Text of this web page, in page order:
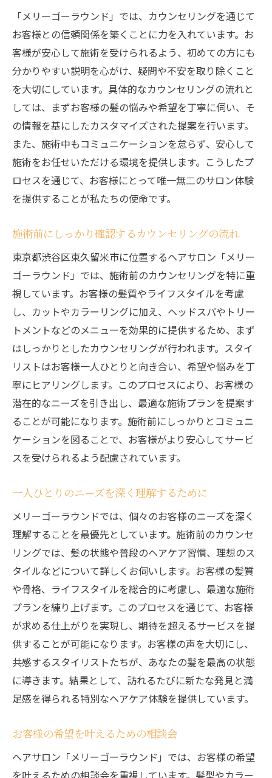
「メリーゴーラウンド」では、カウンセリングを通じて
お客様との信頼関係を築くことに力を入れています。お
客様が安心して施術を受けられるよう、初めての方にも
分かりやすい説明を心がけ、疑問や不安を取り除くこと
を大切にしています。具体的なカウンセリングの流れと
しては、まずお客様の髪の悩みや希望を丁寧に伺い、そ
の情報を基にしたカスタマイズされた提案を行います。
また、施術中もコミュニケーションを怠らず、安心して
施術をお任せいただける環境を提供します。こうしたプ
ロセスを通じて、お客様にとって唯一無二のサロン体験
を提供することが私たちの使命です。
施術前にしっかり確認するカウンセリングの流れ
東京都渋谷区東久留米市に位置するヘアサロン「メリー
ゴーラウンド」では、施術前のカウンセリングを特に重
視しています。お客様の髪質やライフスタイルを考慮
し、カットやカラーリングに加え、ヘッドスパやトリー
トメントなどのメニューを効果的に提供するため、まず
はしっかりとしたカウンセリングが行われます。スタイ
リストはお客様一人ひとりと向き合い、希望や悩みを丁
寧にヒアリングします。このプロセスにより、お客様の
潜在的なニーズを引き出し、最適な施術プランを提案す
ることが可能になります。施術前にしっかりとコミュニ
ケーションを図ることで、お客様がより安心してサービ
スを受けられるよう配慮されています。
一人ひとりのニーズを深く理解するために
メリーゴーラウンドでは、個々のお客様のニーズを深く
理解することを最優先としています。施術前のカウンセ
リングでは、髪の状態や普段のヘアケア習慣、理想のス
タイルなどについて詳しくお伺いします。お客様の髪質
や骨格、ライフスタイルを総合的に考慮し、最適な施術
プランを練り上げます。このプロセスを通じて、お客様
が求める仕上がりを実現し、期待を超えるサービスを提
供することが可能になります。お客様の声を大切にし、
共感するスタイリストたちが、あなたの髪を最高の状態
に導きます。結果として、訪れるたびに新たな発見と満
足感を得られる特別なヘアケア体験を提供しています。
お客様の希望を叶えるための相談会
ヘアサロン「メリーゴーラウンド」では、お客様の希望
を叶えるための相談会を重視しています。髪型やカラー